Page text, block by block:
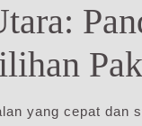
yang cepat dan